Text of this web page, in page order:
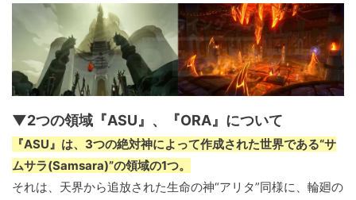
▼2つの領域『ASU』、『ORA』について
『ASU』は、3つの絶対神によって作成された世界である“サ
ムサラ(Samsara)”の領域の1つ。
それは、天界から追放された生命の神“アリタ”同様に、輪廻の